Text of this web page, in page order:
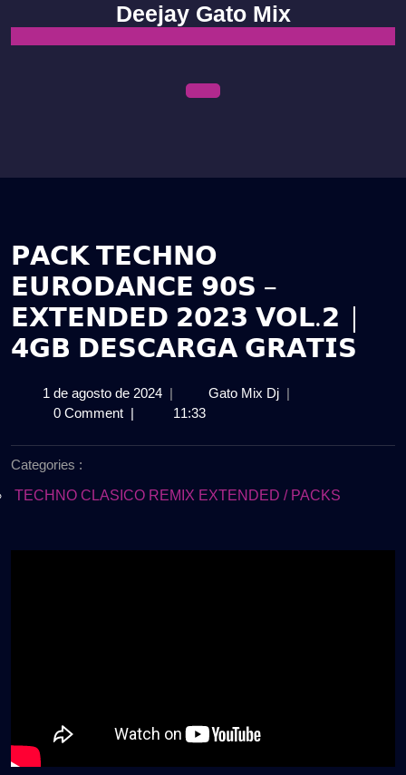
content
Deejay Gato Mix
𝗣𝗔𝗖𝗞 𝗧𝗘𝗖𝗛𝗡𝗢
𝗘𝗨𝗥𝗢𝗗𝗔𝗡𝗖𝗘 𝟵𝟬𝗦 –
𝗘𝗫𝗧𝗘𝗡𝗗𝗘𝗗 𝟮𝟬𝟮𝟯 𝗩𝗢𝗟.𝟮 |
𝟰𝗚𝗕 𝗗𝗘𝗦𝗖𝗔𝗥𝗚𝗔 𝗚𝗥𝗔𝗧𝗜𝗦
1 de agosto de 20241
de
| Gato Mix Dj𝗣𝗔𝗖𝗞
𝗘𝗫𝗧𝗘𝗡𝗗𝗘𝗗
|
|
0 Comment | 11:33
Categories :
TECHNO CLASICO REMIX EXTENDED / PACKS